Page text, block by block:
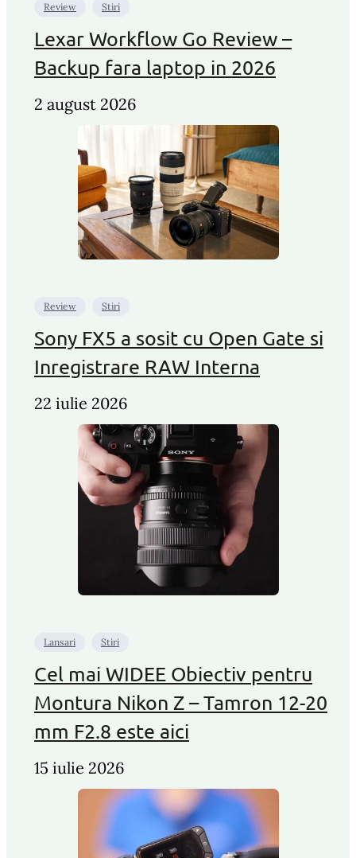
Review Stiri
Lexar Workflow Go Review –
Backup fara laptop in 2026
2 august 2026
Review Stiri
Sony FX5 a sosit cu Open Gate si
Inregistrare RAW Interna
22 iulie 2026
Lansari Stiri
Cel mai WIDEE Obiectiv pentru
Montura Nikon Z – Tamron 12-20
mm F2.8 este aici
15 iulie 2026